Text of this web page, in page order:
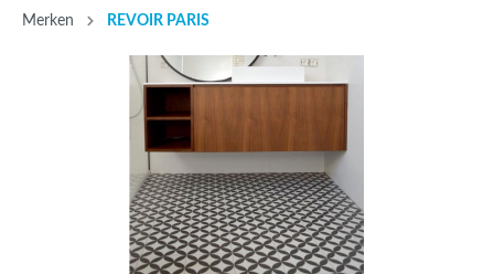
Merken REVOIR PARIS